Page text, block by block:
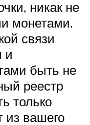
никак не
монетами.
связи
и
быть не
реестр
только
из вашего